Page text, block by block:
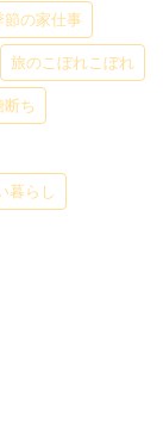
節の家仕事
旅のこぼれこぼれ
断ち
暮らし